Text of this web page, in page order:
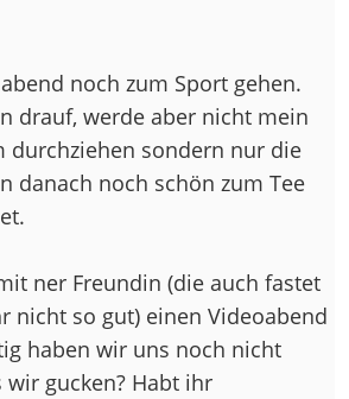
noch zum Sport gehen.
drauf, werde aber nicht mein
durchziehen sondern nur die
danach noch schön zum Tee
ner Freundin (die auch fastet
nicht so gut) einen Videoabend
haben wir uns noch nicht
wir gucken? Habt ihr